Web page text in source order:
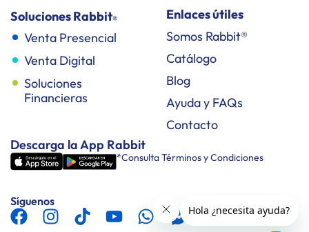
Soluciones Rabbit®
Venta Presencial
Venta Digital
Soluciones
Financieras
Enlaces útiles
Somos Rabbit®
Catálogo
Blog
Ayuda y FAQs
Contacto
Descarga la App Rabbit
*Consulta Términos y Condiciones
Síguenos